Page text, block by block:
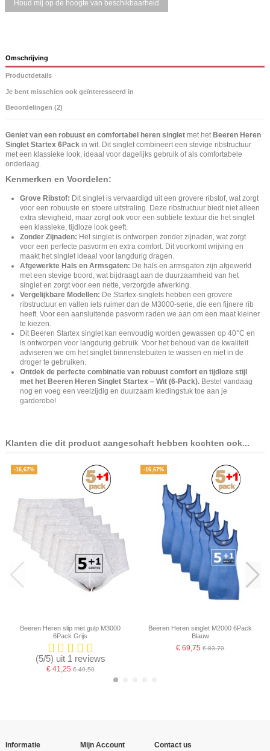
Omschrijving
Productdetails
Je bent misschien ook geïnteresseerd in
Beoordelingen (2)
Geniet van een robuust en comfortabel heren singlet met het Beeren Heren
Singlet Startex 6Pack in wit. Dit singlet combineert een stevige ribstructuur
met een klassieke look, ideaal voor dagelijks gebruik of als comfortabele
onderlaag.
Kenmerken en Voordelen:
Grove Ribstof: Dit singlet is vervaardigd uit een grovere ribstof, wat zorgt
voor een robuuste en stoere uitstraling. Deze ribstructuur biedt niet alleen
extra stevigheid, maar zorgt ook voor een subtiele textuur die het singlet
een klassieke, tijdloze look geeft.
Zonder Zijnaden: Het singlet is ontworpen zonder zijnaden, wat zorgt
voor een perfecte pasvorm en extra comfort. Dit voorkomt wrijving en
maakt het singlet ideaal voor langdurig dragen.
Afgewerkte Hals en Armsgaten: De hals en armsgaten zijn afgewerkt
met een stevige boord, wat bijdraagt aan de duurzaamheid van het
singlet en zorgt voor een nette, verzorgde afwerking.
Vergelijkbare Modellen: De Startex-singlets hebben een grovere
ribstructuur en vallen iets ruimer dan de M3000-serie, die een fijnere rib
heeft. Voor een aansluitende pasvorm raden we aan om een maat kleiner
te kiezen.
Dit Beeren Startex singlet kan eenvoudig worden gewassen op 40°C en
is ontworpen voor langdurig gebruik. Voor het behoud van de kwaliteit
adviseren we om het singlet binnenstebuiten te wassen en niet in de
droger te gebruiken.
Ontdek de perfecte combinatie van robuust comfort en tijdloze stijl
met het Beeren Heren Singlet Startex – Wit (6-Pack). Bestel vandaag
nog en voeg een veelzijdig en duurzaam kledingstuk toe aan je
garderobe!
Klanten die dit product aangeschaft hebben kochten ook...
-16,67%
Beeren Heren slip met gulp M3000
6Pack Grijs
(5/5) uit 1 reviews
€ 41,25€ 49,50
-16,67%
Beeren Heren singlet M2000 6Pack
Blauw
€ 69,75€ 83,70
Informatie Mijn Account Contact us